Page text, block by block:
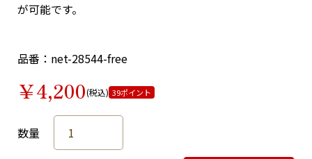
が可能です。
品番：net-28544-free
￥4,200(税込) 39ポイント
数量